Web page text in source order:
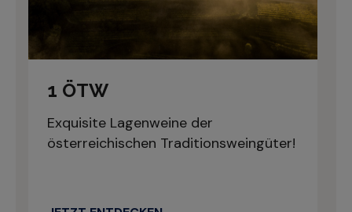
1 ÖTW
Exquisite Lagenweine der
österreichischen Traditionsweingüter!